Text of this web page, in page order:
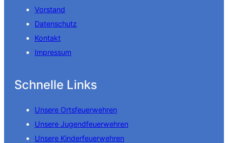
Vorstand
Datenschutz
Kontakt
Impressum
Schnelle Links
Unsere Ortsfeuerwehren
Unsere Jugendfeuerwehren
Unsere Kinderfeuerwehren